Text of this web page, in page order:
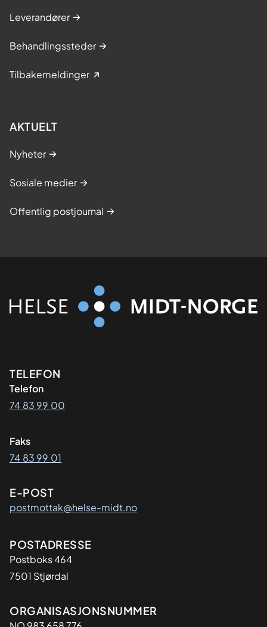
Leverandører
Behandlingssteder
Tilbakemeldinger
AKTUELT
Nyheter
Sosiale medier
Offentlig postjournal
Kontaktinformasjon
TELEFON
Telefon
74 83 99 00
Faks
74 83 99 01
E-POST
postmottak@helse-midt.no
Adresse
POSTADRESSE
Postboks 464
7501 Stjørdal
Organisasjon
ORGANISASJONSNUMMER